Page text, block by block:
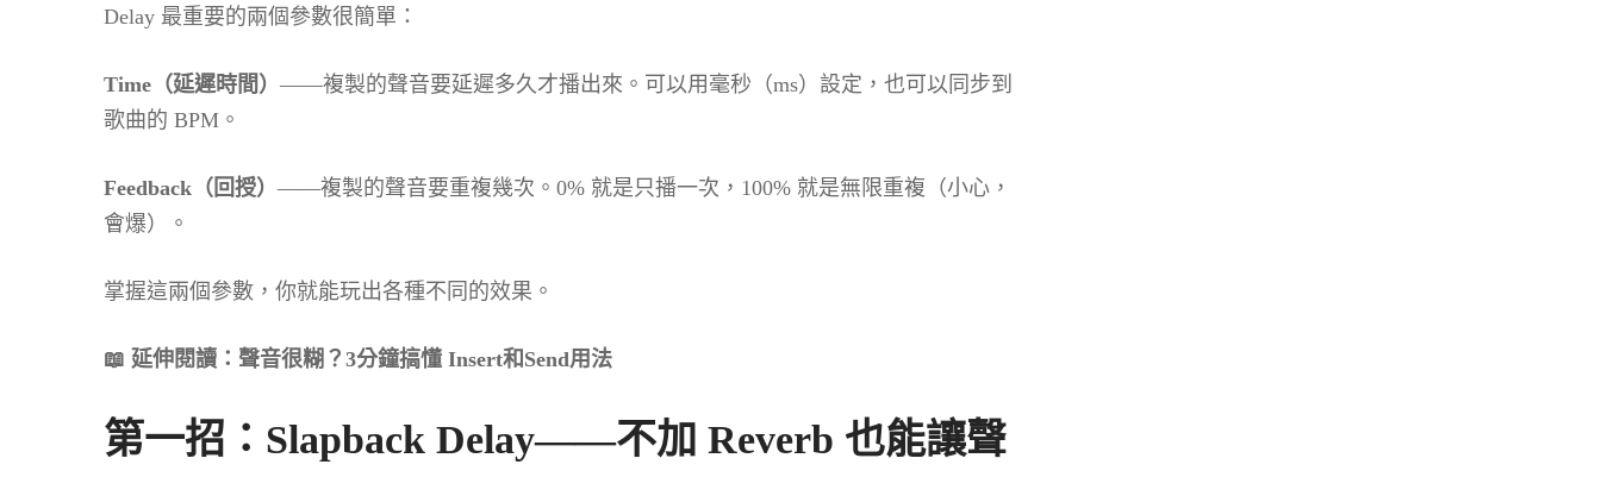
Delay 最重要的兩個參數很簡單：
Time（延遲時間） ——複製的聲音要延遲多久才播出來。可以用毫秒（ms）設定，也可以同步到
歌曲的 BPM。
Feedback（回授） ——複製的聲音要重複幾次。0% 就是只播一次，100% 就是無限重複（小心，
會爆）。
掌握這兩個參數，你就能玩出各種不同的效果。
📖 延伸閱讀： 聲音很糊？3分鐘搞懂 Insert和Send用法
第一招：Slapback Delay——不加 Reverb 也能讓聲